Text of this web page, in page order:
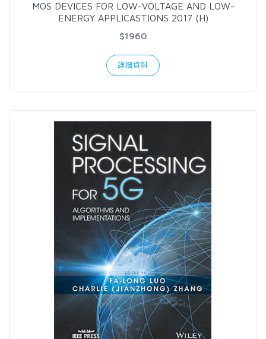
MOS DEVICES FOR LOW-VOLTAGE AND LOW-
ENERGY APPLICASTIONS 2017 (H)
$1960
詳細資料